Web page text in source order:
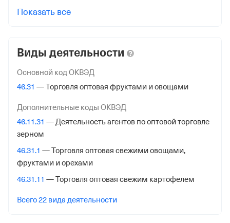
1245000037259
КПП
Регистрация ФНС
Дата регистрации
20 марта 2024
Межрайонная Инспекция Федеральной Налоговой
Показать все
Виды деятельности
Основной код ОКВЭД
46.31 — Торговля оптовая фруктами и овощами
Дополнительные коды ОКВЭД
46.11.31 — Деятельность агентов по оптовой торговле
зерном
46.31.1 — Торговля оптовая свежими овощами,
фруктами и орехами
46.31.11 — Торговля оптовая свежим картофелем
Всего 22 вида деятельности